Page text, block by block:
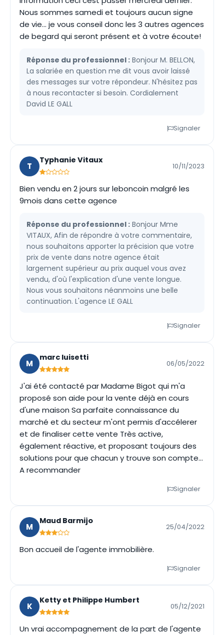
Nous sommes samedi et toujours aucun signe
de vie... je vous conseil donc les 3 autres agences
de begard qui seront présent et à votre écoute!
Réponse du professionnel : Bonjour M. BELLON,
La salariée en question me dit vous avoir laissé
des messages sur votre répondeur. N'hésitez pas
à nous recontacter si besoin. Cordialement
David LE GALL
Signaler
T
Typhanie Vitaux
10/11/2023
Bien vendu en 2 jours sur leboncoin malgré les
9mois dans cette agence
Réponse du professionnel : Bonjour Mme
VITAUX, Afin de répondre à votre commentaire,
nous souhaitons apporter la précision que votre
prix de vente dans notre agence était
largement supérieur au prix auquel vous avez
vendu, d'où l'explication d'une vente longue.
Nous vous souhaitons néanmoins une belle
continuation. L'agence LE GALL
Signaler
M
marc luisetti
06/05/2022
J'ai été contacté par Madame Bigot qui m'a
proposé son aide pour la vente déjà en cours
d'une maison Sa parfaite connaissance du
marché et du secteur m'ont permis d'accélerer
et de finaliser cette vente Très active,
également réactive, et proposant toujours des
solutions pour que chacun y trouve son compte...
A recommander
Signaler
M
Maud Barmijo
25/04/2022
Bon accueil de l'agente immobilière.
Signaler
K
Ketty et Philippe Humbert
05/12/2021
Un vrai accompagnement de la part de l'agente